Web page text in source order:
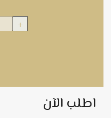
+
اطلب الآن